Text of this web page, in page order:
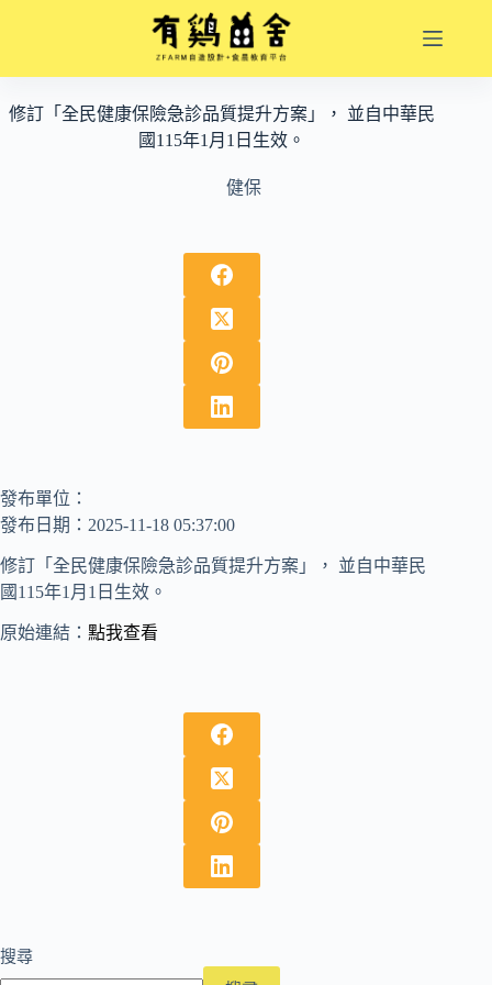
內修訂「全民健康保險急診品質提升方案」， 並自中華民
國115年1月1日生效。
健保
發布單位：
發布日期：2025-11-18 05:37:00
修訂「全民健康保險急診品質提升方案」， 並自中華民
國115年1月1日生效。
原始連結： 點我查看
搜尋